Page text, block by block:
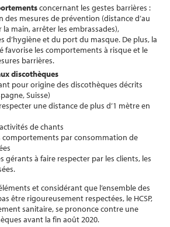
concernant les gestes barrières :
mesures de prévention (distance d’au
la main, arrêter les embrassades),
d’hygiène et du port du masque. De plus, la
favorise les comportements à risque et le
barrières.
discothèques
pour origine des discothèques décrits
Suisse)
une distance de plus d’1 mètre en
de chants
comportements par consommation de
gérants à faire respecter par les clients, les
et considérant que l’ensemble des
être rigoureusement respectées, le HCSP,
sanitaire, se prononce contre une
avant la fin août 2020.